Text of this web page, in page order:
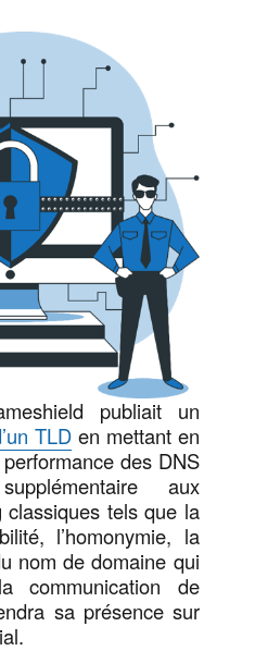
publiait un
TLDen mettant en
des DNS
aux
classiques tels que la
l’homonymie, la
nom de domaine qui
communication de
sa présence sur